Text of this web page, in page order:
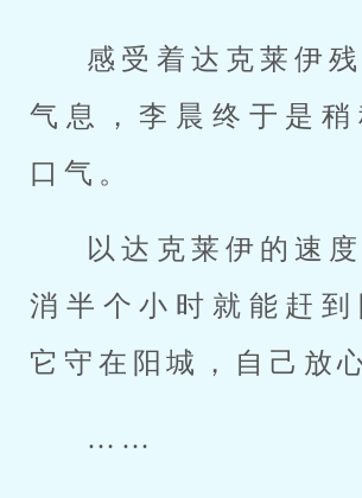
感受着达克莱伊
气息，李晨终于是稍
口气。
以达克莱伊的速
消半个小时就能赶到
它守在阳城，自己放
……